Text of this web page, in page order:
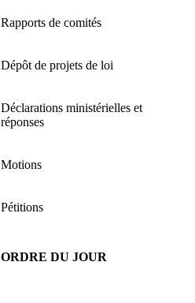
Rapports de comités
Dépôt de projets de loi
Déclarations ministérielles et
réponses
Motions
Pétitions
ORDRE DU JOUR